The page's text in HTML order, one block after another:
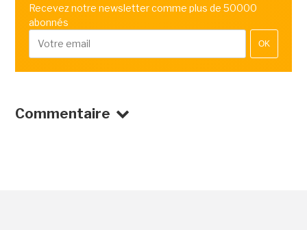
Recevez notre newsletter comme plus de 50000
abonnés
OK
Commentaire